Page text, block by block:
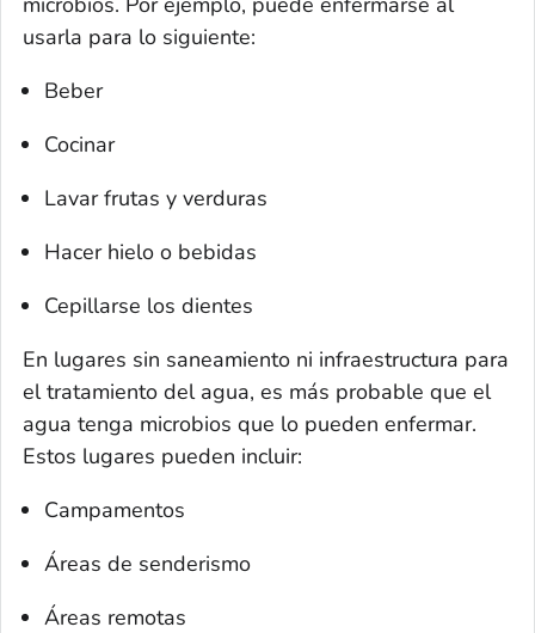
usarla para lo siguiente:
Beber
Cocinar
Lavar frutas y verduras
Hacer hielo o bebidas
Cepillarse los dientes
En lugares sin saneamiento ni infraestructura para
el tratamiento del agua, es más probable que el
agua tenga microbios que lo pueden enfermar.
Estos lugares pueden incluir:
Campamentos
Áreas de senderismo
Áreas remotas